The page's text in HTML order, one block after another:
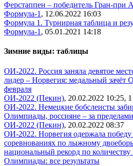
Ферстаппен – победитель Гран-при
Формула-1 , 12.06.2022 16:03
Формула 1. Турнирная таблица и
Формула-1 , 05.01.2021 14:18
Зимние виды: таблицы
ОИ-2022. Россия заняла девятое
лидер – Норвегия: медальный зачёт
февраля
ОИ-2022 (Пекин), 20.02.2022 10:25, 1
ОИ-2022. Немецкие бобслеисты
Олимпиады, россияне – за пределами
ОИ-2022 (Пекин), 20.02.2022 08:37
ОИ-2022. Норвегия одержала
соревнованиях по лыжному
национальный рекорд по количеству
Олимпиады: все результаты